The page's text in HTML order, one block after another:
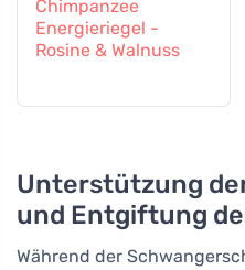
Chimpanzee
Energieriegel -
Rosine & Walnuss
Unterstützung
und Entgiftung
Während der